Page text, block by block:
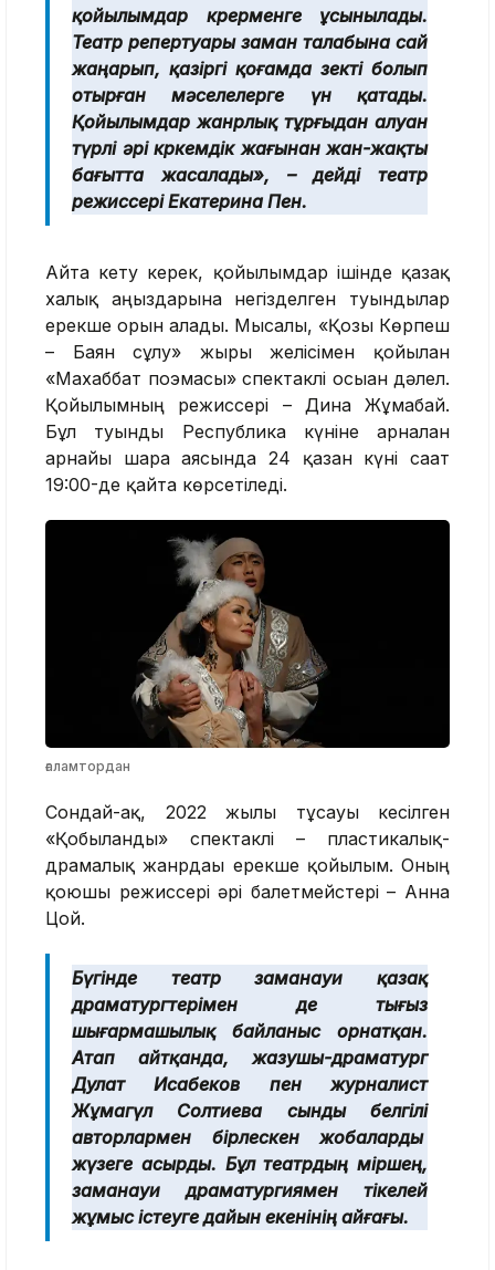
қойылымдар көрерменге ұсынылады.
Театр репертуары заман талабына сай
жаңарып, қазіргі қоғамда өзекті болып
отырған мәселелерге үн қатады.
Қойылымдар жанрлық тұрғыдан алуан
түрлі әрі көркемдік жағынан жан-жақты
бағытта жасалады», – дейді театр
режиссері Екатерина Пен.
Айта кету керек, қойылымдар ішінде қазақ
халық аңыздарына негізделген туындылар
ерекше орын алады. Мысалы, «Қозы Көрпеш
– Баян сұлу» жыры желісімен қойылған
«Махаббат поэмасы» спектаклі осыған дәлел.
Қойылымның режиссері – Дина Жұмабай.
Бұл туынды Республика күніне арналған
арнайы шара аясында 24 қазан күні сағат
19:00-де қайта көрсетіледі.
ғаламтордан
Сондай-ақ, 2022 жылы тұсауы кесілген
«Қобыланды» спектаклі – пластикалық-
драмалық жанрдағы ерекше қойылым. Оның
қоюшы режиссері әрі балетмейстері – Анна
Цой.
Бүгінде театр заманауи қазақ
драматургтерімен де тығыз
шығармашылық байланыс орнатқан.
Атап айтқанда, жазушы-драматург
Дулат Исабеков пен журналист
Жұмагүл Солтиева сынды белгілі
авторлармен бірлескен жобаларды
жүзеге асырды. Бұл театрдың өміршең,
заманауи драматургиямен тікелей
жұмыс істеуге дайын екенінің айғағы.